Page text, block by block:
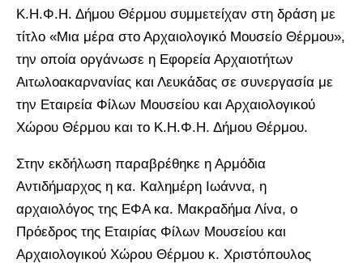
Κ.Η.Φ.Η. Δήμου Θέρμου συμμετείχαν στη δράση με
τίτλο «Μια μέρα στο Αρχαιολογικό Μουσείο Θέρμου»,
την οποία οργάνωσε η Εφορεία Αρχαιοτήτων
Αιτωλοακαρνανίας και Λευκάδας σε συνεργασία με
την Εταιρεία Φίλων Μουσείου και Αρχαιολογικού
Χώρου Θέρμου και το Κ.Η.Φ.Η. Δήμου Θέρμου.
Στην εκδήλωση παραβρέθηκε η Αρμόδια
Αντιδήμαρχος η κα. Καλημέρη Ιωάννα, η
αρχαιολόγος της ΕΦΑ κα. Μακραδήμα Λίνα, ο
Πρόεδρος της Εταιρίας Φίλων Μουσείου και
Αρχαιολογικού Χώρου Θέρμου κ. Χριστόπουλος